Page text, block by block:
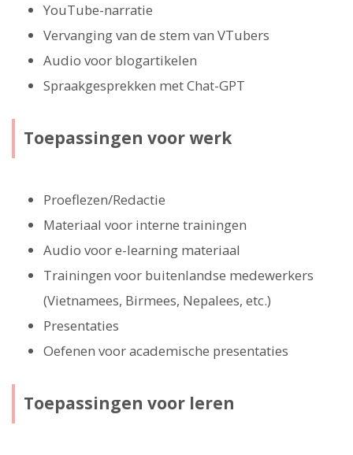
YouTube-narratie
Vervanging van de stem van VTubers
Audio voor blogartikelen
Spraakgesprekken met Chat-GPT
Toepassingen voor werk
Proeflezen/Redactie
Materiaal voor interne trainingen
Audio voor e-learning materiaal
Trainingen voor buitenlandse medewerkers
(Vietnamees, Birmees, Nepalees, etc.)
Presentaties
Oefenen voor academische presentaties
Toepassingen voor leren